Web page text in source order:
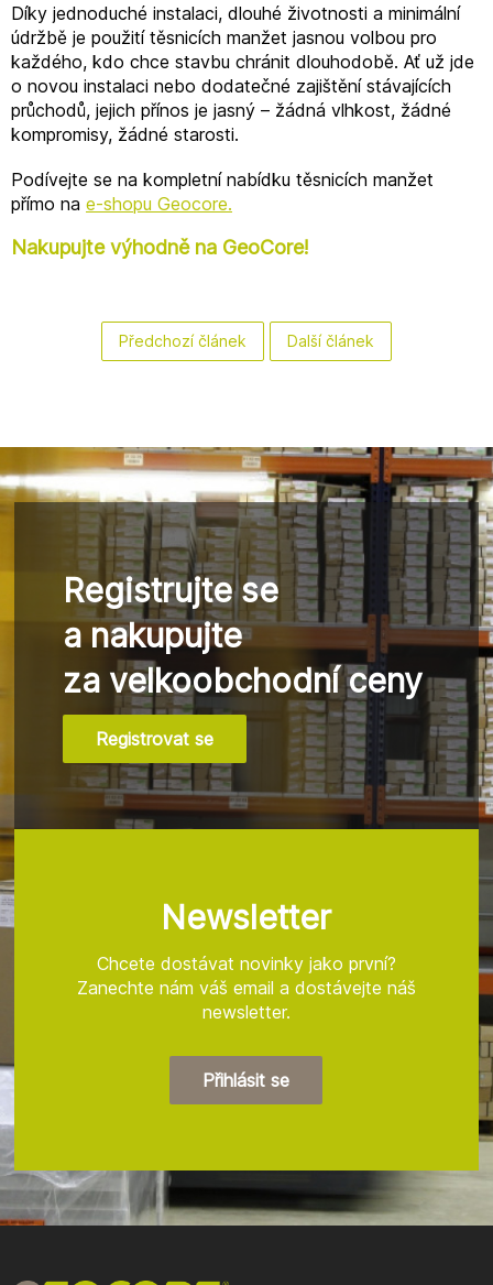
Díky jednoduché instalaci, dlouhé životnosti a minimální
údržbě je použití těsnicích manžet jasnou volbou pro
každého, kdo chce stavbu chránit dlouhodobě. Ať už jde
o novou instalaci nebo dodatečné zajištění stávajících
průchodů, jejich přínos je jasný – žádná vlhkost, žádné
kompromisy, žádné starosti.
Podívejte se na kompletní nabídku těsnicích manžet
přímo na e-shopu Geocore.
Nakupujte výhodně na GeoCore!
Předchozí článek Další článek
á
p
a
t
í
Registrujte se
a nakupujte
za velkoobchodní ceny
Registrovat se
Newsletter
Chcete dostávat novinky jako první?
Zanechte nám váš email a dostávejte náš
newsletter.
Přihlásit se